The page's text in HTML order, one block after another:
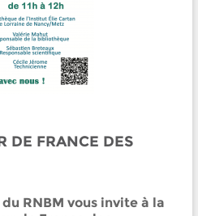
DE FRANCE DES
RNBM vous invite à la